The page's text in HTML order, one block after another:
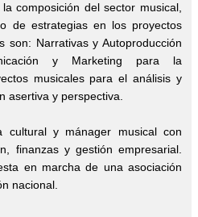
composición del sector musical,
de estrategias en los proyectos
son: Narrativas y Autoproducción
y Marketing para la
musicales para el análisis y
asertiva y perspectiva.
cultural y mánager musical con
finanzas y gestión empresarial.
en marcha de una asociación
nacional.